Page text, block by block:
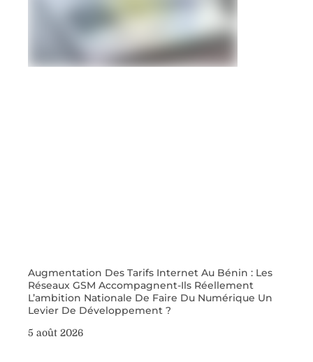
Augmentation Des Tarifs Internet Au Bénin : Les
Réseaux GSM Accompagnent-Ils Réellement
L’ambition Nationale De Faire Du Numérique Un
Levier De Développement ?
5 août 2026